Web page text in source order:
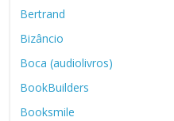
Bertrand
Bizâncio
Boca (audiolivros)
BookBuilders
Booksmile